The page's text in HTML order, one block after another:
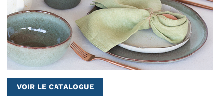
VOIR LE CATALOGUE